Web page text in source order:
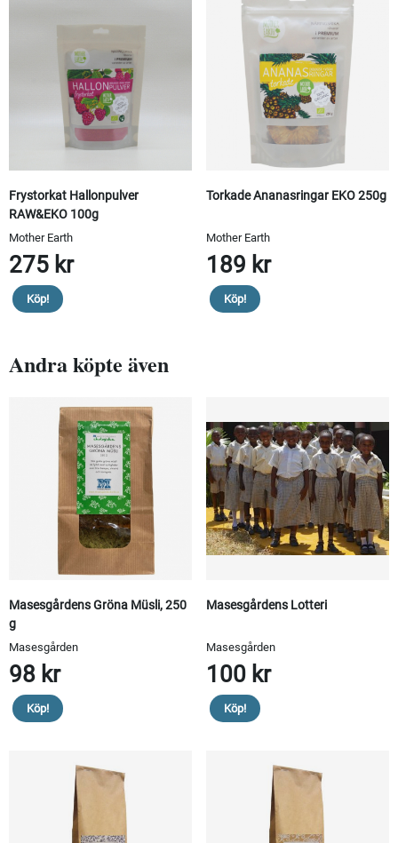
Frystorkat Hallonpulver
RAW&EKO 100g
Mother Earth
275 kr
Köp!
Torkade Ananasringar EKO 250g
Mother Earth
189 kr
Köp!
Andra köpte även
Masesgårdens Gröna Müsli, 250
g
Masesgården
98 kr
Köp!
Masesgårdens Lotteri
Masesgården
100 kr
Köp!